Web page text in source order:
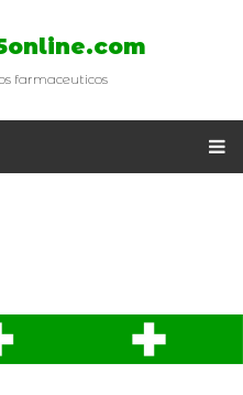
farmaceuticos